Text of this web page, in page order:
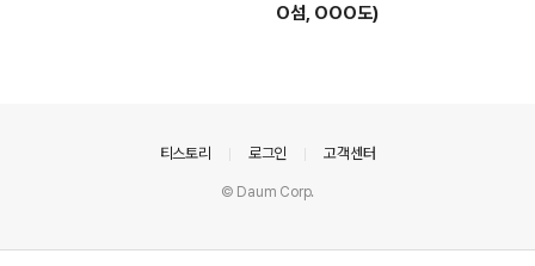
O섬, OOO도)
티스토리 로그인 고객센터
© Daum Corp.